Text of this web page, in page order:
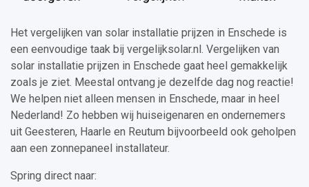
Het vergelijken van solar installatie prijzen in Enschede is
een eenvoudige taak bij vergelijksolar.nl. Vergelijken van
solar installatie prijzen in Enschede gaat heel gemakkelijk
zoals je ziet. Meestal ontvang je dezelfde dag nog reactie!
We helpen niet alleen mensen in Enschede, maar in heel
Nederland! Zo hebben wij huiseigenaren en ondernemers
uit Geesteren, Haarle en Reutum bijvoorbeeld ook geholpen
aan een zonnepaneel installateur.
Spring direct naar: